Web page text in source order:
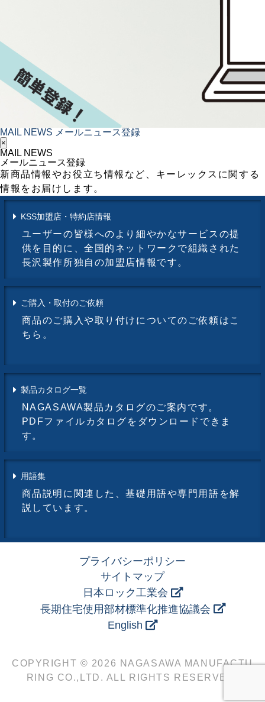
MAIL NEWS メールニュース登録
×
MAIL NEWS
メールニュース登録
新商品情報やお役立ち情報など、キーレックスに関する
情報をお届けします。
KSS加盟店・特約店情報
ユーザーの皆様へのより細やかなサービスの提
供を目的に、全国的ネットワークで組織された
長沢製作所独自の加盟店情報です。
ご購入・取付のご依頼
商品のご購入や取り付けについてのご依頼はこ
ちら。
製品カタログ一覧
NAGASAWA製品カタログのご案内です。
PDFファイルカタログをダウンロードできま
す。
用語集
商品説明に関連した、基礎用語や専門用語を解
説しています。
プライバシーポリシー
サイトマップ
日本ロック工業会
長期住宅使用部材標準化推進協議会
English
COPYRIGHT © 2026 NAGASAWA MANUFACTU
RING CO.,LTD. ALL RIGHTS RESERVED.